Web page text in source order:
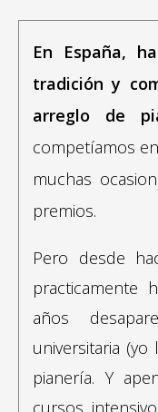
En España,
tradición y
arreglo de
competíamos
muchas
premios.
Pero desde
practicamente
años
universitaria
pianería. Y
cursos